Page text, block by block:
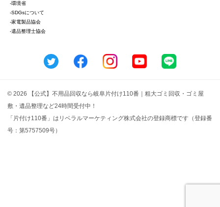
-環境省
-SDGsについて
-家電製品協会
-遺品整理士協会
© 2026 【公式】不用品回収なら岐阜片付け110番｜粗大ゴミ回収・ゴミ屋
敷・遺品整理など24時間受付中！
「片付け110番」はリベラルマーケティング株式会社の登録商標です（登録番
号：第5757509号）